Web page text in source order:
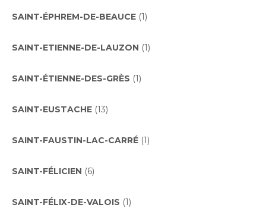
SAINT-ÉPHREM-DE-BEAUCE (1)
SAINT-ETIENNE-DE-LAUZON (1)
SAINT-ÉTIENNE-DES-GRÈS (1)
SAINT-EUSTACHE (13)
SAINT-FAUSTIN-LAC-CARRÉ (1)
SAINT-FÉLICIEN (6)
SAINT-FÉLIX-DE-VALOIS (1)